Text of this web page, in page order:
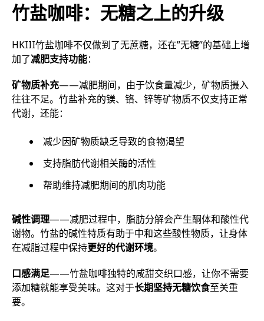
竹盐咖啡：无糖之上的升级
HKIII竹盐咖啡不仅做到了无蔗糖，还在”无糖”的基础上增
加了减肥支持功能：
矿物质补充——减肥期间，由于饮食量减少，矿物质摄入
往往不足。竹盐补充的镁、铬、锌等矿物质不仅支持正常
代谢，还能：
减少因矿物质缺乏导致的食物渴望
支持脂肪代谢相关酶的活性
帮助维持减肥期间的肌肉功能
碱性调理——减肥过程中，脂肪分解会产生酮体和酸性代
谢物。竹盐的碱性特质有助于中和这些酸性物质，让身体
在减脂过程中保持更好的代谢环境。
口感满足——竹盐咖啡独特的咸甜交织口感，让你不需要
添加糖就能享受美味。这对于长期坚持无糖饮食至关重
要。